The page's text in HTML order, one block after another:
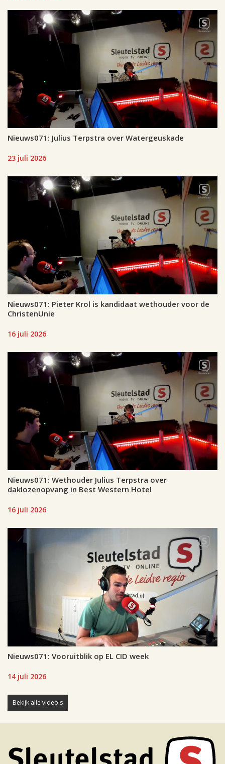
Nieuws071: Julius Terpstra over Watergeuskade
23 juli 2026
Nieuws071: Pieter Krol is kandidaat wethouder voor de
ChristenUnie
16 juli 2026
Nieuws071: Wethouder Julius Terpstra over
daklozenopvang in Best Western Hotel
16 juli 2026
Nieuws071: Vooruitblik op EL CID week
14 juli 2026
Bekijk alle video's